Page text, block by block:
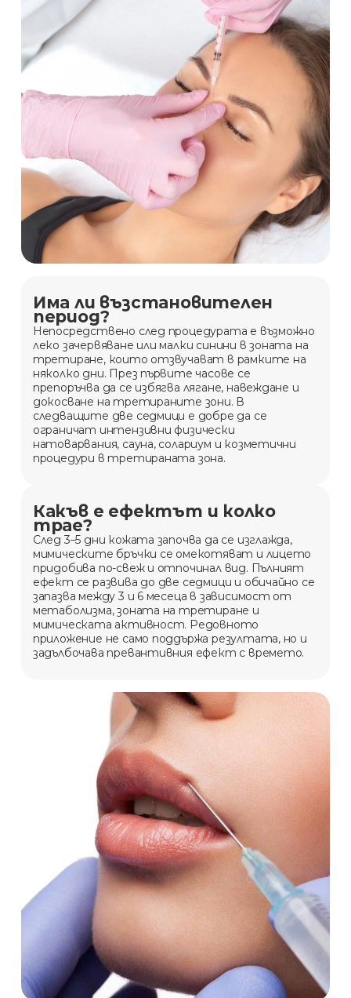
Има ли възстановителен
период?
Непосредствено след процедурата е възможно
леко зачервяване или малки синини в зоната на
третиране, които отзвучават в рамките на
няколко дни. През първите часове се
препоръчва да се избягва лягане, навеждане и
докосване на третираните зони. В
следващите две седмици е добре да се
ограничат интензивни физически
натоварвания, сауна, солариум и козметични
процедури в третираната зона.
Какъв е ефектът и колко
трае?
След 3–5 дни кожата започва да се изглажда,
мимическите бръчки се омекотяват и лицето
придобива по-свеж и отпочинал вид. Пълният
ефект се развива до две седмици и обичайно се
запазва между 3 и 6 месеца в зависимост от
метаболизма, зоната на третиране и
мимическата активност. Редовното
приложение не само поддържа резултата, но и
задълбочава превантивния ефект с времето.